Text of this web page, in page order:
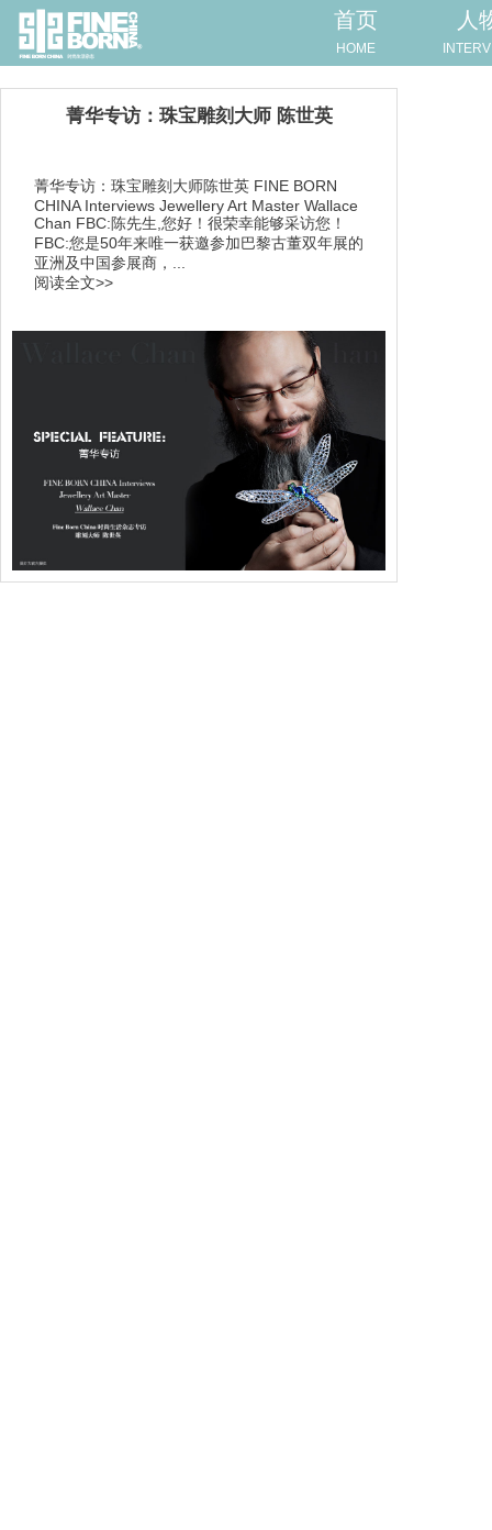
首页
HOME
人
​菁华专访：珠宝雕刻大师 陈世英
菁华专访：珠宝雕刻大师陈世英 FINE BORN
CHINA Interviews Jewellery Art Master Wallace
Chan FBC:陈先生,您好！很荣幸能够采访您！
FBC:您是50年来唯一获邀参加巴黎古董双年展的
亚洲及中国参展商，...
阅读全文>>